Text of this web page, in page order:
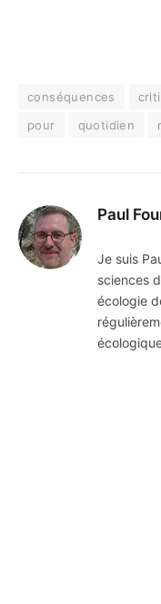
conséquences
pour
quotidien
Paul
Je suis
sciences
écologie